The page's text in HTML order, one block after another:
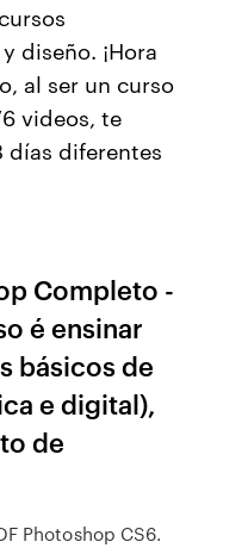
diseño. ¡Hora
al ser un curso
videos, te
días diferentes
Completo -
é ensinar
básicos de
e digital),
de
Photoshop CS6.